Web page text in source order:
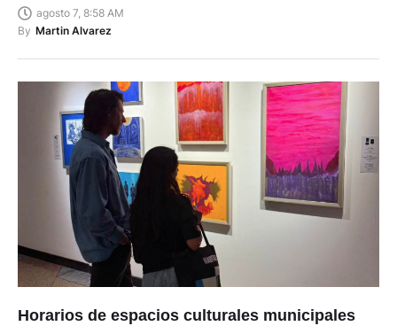
agosto 7, 8:58 AM
By Martin Alvarez
Horarios de espacios culturales municipales